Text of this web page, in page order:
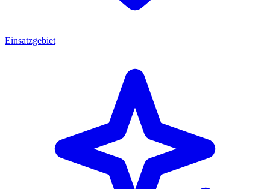
Einsatzgebiet